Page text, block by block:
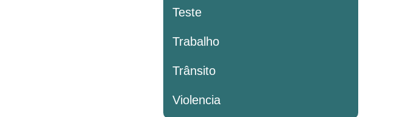
Teste
Trabalho
Trânsito
Violencia